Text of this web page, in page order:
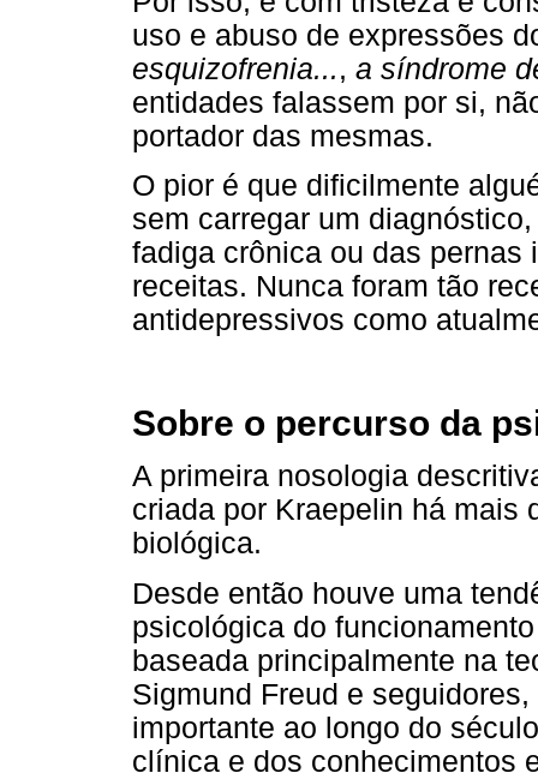
uso e abuso de expressões
esquizofrenia..., a síndrome
entidades falassem por si,
portador das mesmas.
O pior é que dificilmente
sem carregar um
fadiga crônica ou das
receitas. Nunca foram tão
antidepressivos como
Sobre o percurso da
A primeira nosologia
criada por Kraepelin há mais
biológica.
Desde então houve uma
psicológica do
baseada principalmente na
Sigmund Freud e
importante ao longo do
clínica e dos conhecimentos